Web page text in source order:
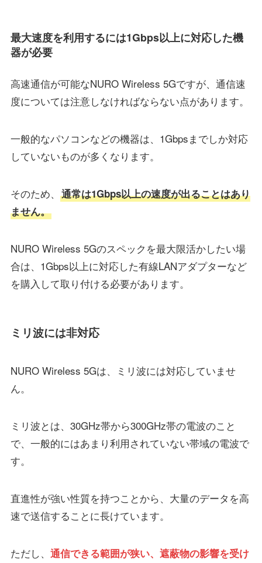
最大速度を利用するには1Gbps以上に対応した機
器が必要
高速通信が可能なNURO Wireless 5Gですが、通信速
度については注意しなければならない点があります。
一般的なパソコンなどの機器は、1Gbpsまでしか対応
していないものが多くなります。
そのため、
通常は1Gbps以上の速度が出ることはあり
ません。
NURO Wireless 5Gのスペックを最大限活かしたい場
合は、1Gbps以上に対応した有線LANアダプターなど
を購入して取り付ける必要があります。
ミリ波には非対応
NURO Wireless 5Gは、ミリ波には対応していませ
ん。
ミリ波とは、30GHz帯から300GHz帯の電波のこと
で、一般的にはあまり利用されていない帯域の電波で
す。
直進性が強い性質を持つことから、大量のデータを高
速で送信することに長けています。
ただし、 通信できる範囲が狭い、遮蔽物の影響を受け